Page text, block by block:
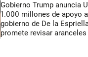
Gobierno Trump anuncia
1.000 millones de apoyo a
gobierno de De la
promete revisar aranceles